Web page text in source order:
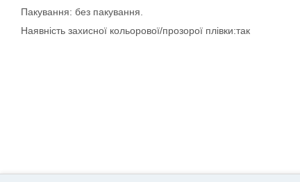
Пакування: без пакування.
Наявність захисної кольорової/прозорої плівки:так